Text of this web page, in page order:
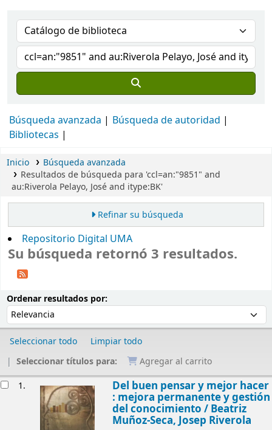
Búsqueda avanzada
Búsqueda de autoridad
Bibliotecas
Inicio
Búsqueda avanzada
Resultados de búsqueda para 'ccl=an:"9851" and
au:Riverola Pelayo, José and itype:BK'
Refinar su búsqueda
Repositorio Digital UMA
Su búsqueda retornó 3 resultados.
Ordenar resultados por:
Seleccionar todo
Limpiar todo
Seleccionar títulos para:
Agregar al carrito
1. Del buen pensar y mejor hacer
: mejora permanente y gestión
del conocimiento / Beatriz
Muñoz-Seca, Josep Riverola